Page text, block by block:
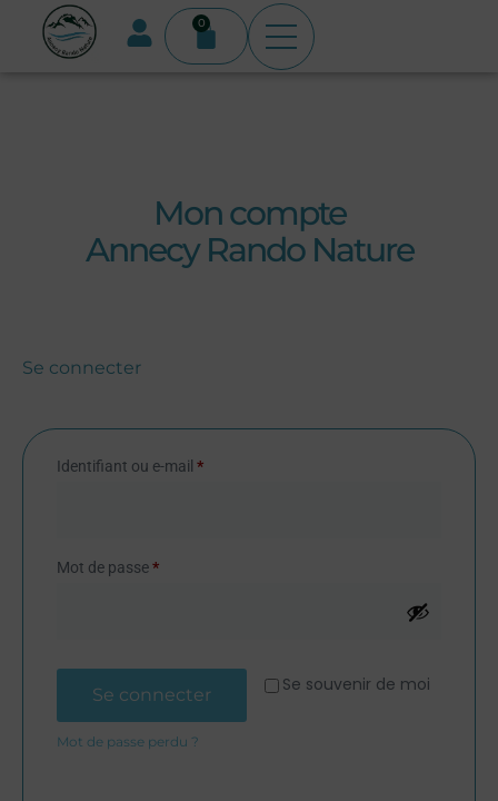
0
Mon compte
Annecy Rando Nature
Se connecter
Identifiant ou e-mail *
Mot de passe*
Se souvenir de moi
Se connecter
Mot de passe perdu ?